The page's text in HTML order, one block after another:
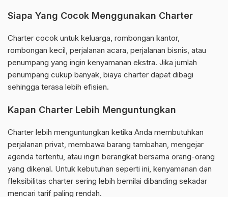
Siapa Yang Cocok Menggunakan Charter
Charter cocok untuk keluarga, rombongan kantor,
rombongan kecil, perjalanan acara, perjalanan bisnis, atau
penumpang yang ingin kenyamanan ekstra. Jika jumlah
penumpang cukup banyak, biaya charter dapat dibagi
sehingga terasa lebih efisien.
Kapan Charter Lebih Menguntungkan
Charter lebih menguntungkan ketika Anda membutuhkan
perjalanan privat, membawa barang tambahan, mengejar
agenda tertentu, atau ingin berangkat bersama orang-orang
yang dikenal. Untuk kebutuhan seperti ini, kenyamanan dan
fleksibilitas charter sering lebih bernilai dibanding sekadar
mencari tarif paling rendah.